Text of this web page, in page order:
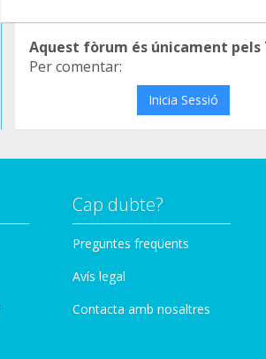
Aquest fòrum és únicament
Per comentar:
Inicia Sessió
Cap dubte?
Preguntes freqüents
Avís legal
Contacta amb nosaltres